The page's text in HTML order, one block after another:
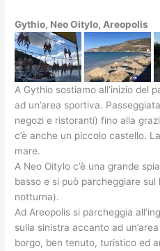
Gythio, Neo Oitylo, Areopolis
A Gythio sostiamo all’inizio del
ad un’area sportiva.
negozi e ristoranti) fino alla
c’è anche un piccolo castello.
mare.
A Neo Oitylo c’è una grande
basso e si può parcheggiare
notturna).
Ad Areopolis si parcheggia
sulla sinistra accanto ad
borgo, ben tenuto, turistico ed